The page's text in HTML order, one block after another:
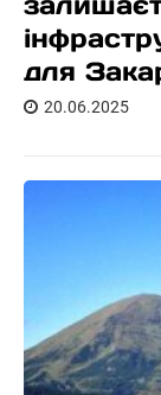
для
20.06.2025